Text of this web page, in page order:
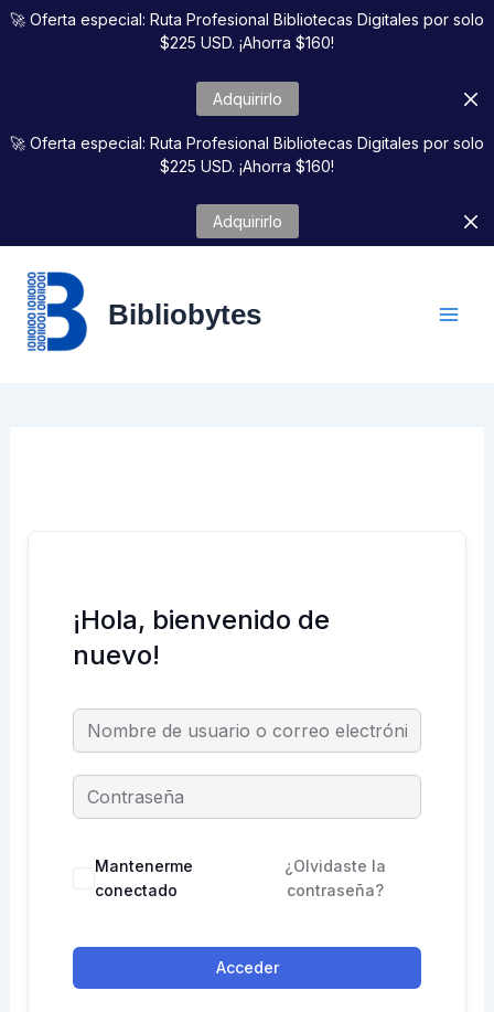
🚀 Oferta especial: Ruta Profesional Bibliotecas Digitales por solo
$225 USD. ¡Ahorra $160!
Adquirirlo
🚀 Oferta especial: Ruta Profesional Bibliotecas Digitales por solo
$225 USD. ¡Ahorra $160!
Adquirirlo
Ir
Bibliobytes
¡Hola, bienvenido de
nuevo!
Mantenerme
conectado
¿Olvidaste la
contraseña?
Acceder